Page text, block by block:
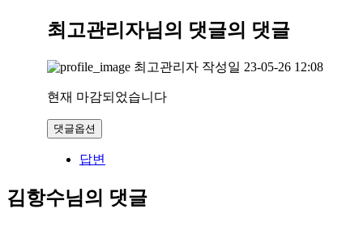
최고관리자님의 댓글의 댓글
최고관리자 작성일 23-05-26 12:08
현재 마감되었습니다
댓글옵션
답변
김항수님의 댓글